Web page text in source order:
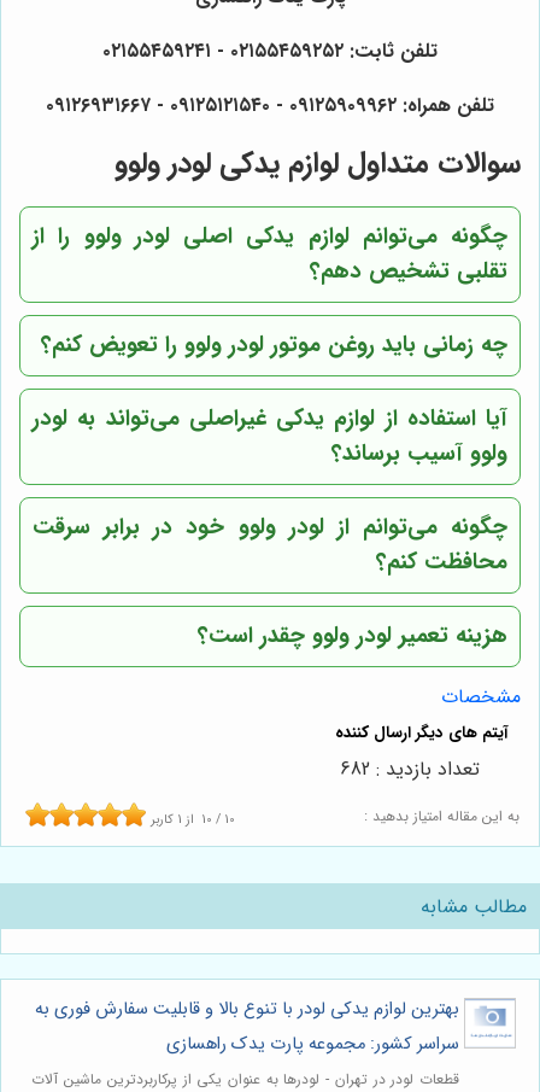
تلفن ثابت: ۰۲۱۵۵۴۵۹۲۵۲ - ۰۲۱۵۵۴۵۹۲۴۱
تلفن همراه: ۰۹۱۲۵۹۰۹۹۶۲ - ۰۹۱۲۵۱۲۱۵۴۰ - ۰۹۱۲۶۹۳۱۶۶۷
سوالات متداول لوازم یدکی لودر ولوو
چگونه می‌توانم لوازم یدکی اصلی لودر ولوو را از
تقلبی تشخیص دهم؟
چه زمانی باید روغن موتور لودر ولوو را تعویض کنم؟
آیا استفاده از لوازم یدکی غیراصلی می‌تواند به لودر
ولوو آسیب برساند؟
چگونه می‌توانم از لودر ولوو خود در برابر سرقت
محافظت کنم؟
هزینه تعمیر لودر ولوو چقدر است؟
مشخصات
به این مقاله امتیاز بدهید : 10 / 10 از 1 کاربر
تعداد بازدید : 682
مطالب مشابه
بهترین لوازم یدکی لودر با تنوع بالا و قابلیت سفارش فوری به
سراسر کشور: مجموعه پارت یدک راهسازی
قطعات لودر در تهران - لودرها به عنوان یکی از پرکاربردترین ماشین آلات